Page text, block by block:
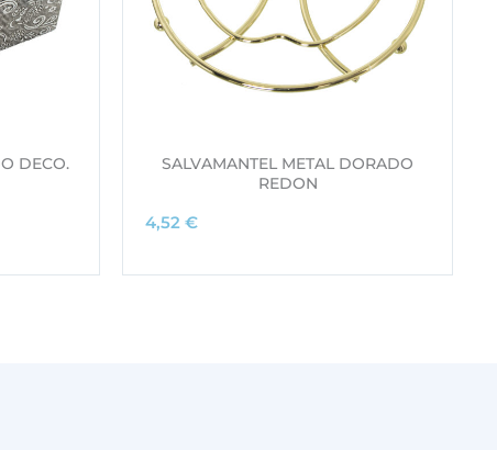
DECO.
SALVAMANTEL METAL DORADO
REDON
4,52 €